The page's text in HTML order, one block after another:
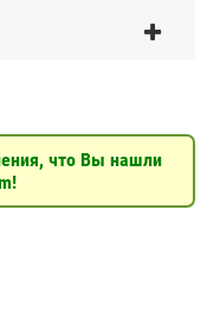
что Вы нашли